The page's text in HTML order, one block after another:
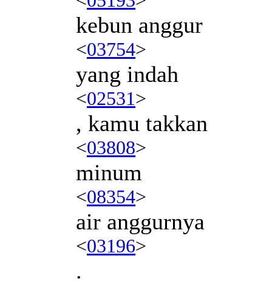
kebun anggur
<03754>
yang indah
<02531>
, kamu takkan
<03808>
minum
<08354>
air anggurnya
<03196>
.